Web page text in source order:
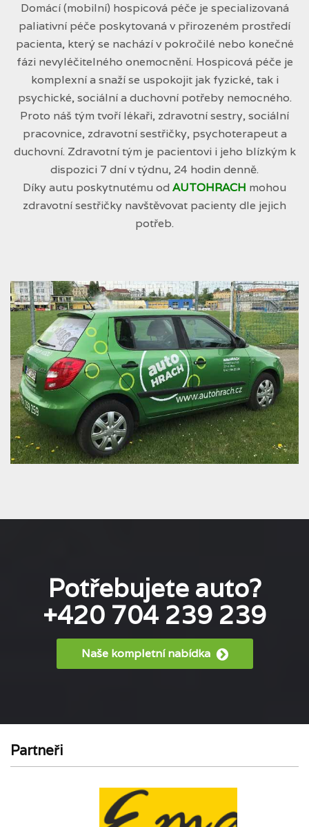
Domácí (mobilní) hospicová péče je specializovaná
paliativní péče poskytovaná v přirozeném prostředí
pacienta, který se nachází v pokročilé nebo konečné
fázi nevyléčitelného onemocnění. Hospicová péče je
komplexní a snaží se uspokojit jak fyzické, tak i
psychické, sociální a duchovní potřeby nemocného.
Proto náš tým tvoří lékaři, zdravotní sestry, sociální
pracovnice, zdravotní sestřičky, psychoterapeut a
duchovní. Zdravotní tým je pacientovi i jeho blízkým k
dispozici 7 dní v týdnu, 24 hodin denně.
Díky autu poskytnutému od AUTOHRACH mohou
zdravotní sestřičky navštěvovat pacienty dle jejich
potřeb.
Potřebujete auto?
+420 704 239 239
Naše kompletní nabídka
Partneři